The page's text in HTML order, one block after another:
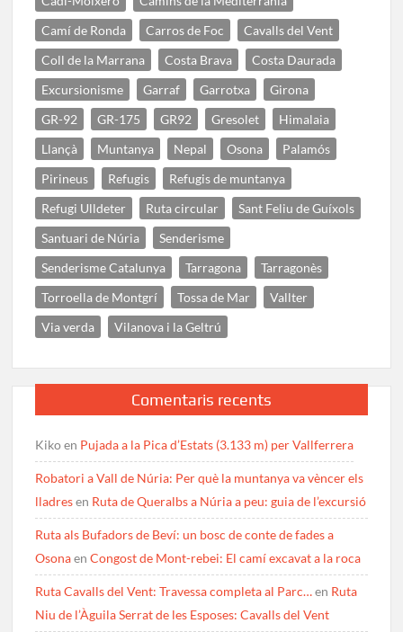
Camí de Ronda
Carros de Foc
Cavalls del Vent
Coll de la Marrana
Costa Brava
Costa Daurada
Excursionisme
Garraf Garrotxa
Girona
GR-92
GR-175 GR92 Gresolet
Himalaia
Llançà
Muntanya Nepal Osona
Palamós
Pirineus
Refugis
Refugis de muntanya
Refugi Ulldeter
Ruta circular
Sant Feliu de Guíxols
Santuari de Núria
Senderisme
Senderisme Catalunya
Tarragona
Tarragonès
Torroella de Montgrí
Tossa de Mar
Vallter
Via verda
Vilanova i la Geltrú
Comentaris recents
Kikoen Pujada a la Pica d’Estats (3.133 m) per Vallferrera
Robatori a Vall de Núria: Per què la muntanya va vèncer els
lladresen Ruta de Queralbs a Núria a peu: guia de l’excursió
Ruta als Bufadors de Beví: un bosc de conte de fades a
OsonaenCongost de Mont-rebei: El camí excavat a la roca
Ruta Cavalls del Vent: Travessa completa al Parc…en Ruta
Niu de l’Àguila Serrat de les Esposes: Cavalls del Vent